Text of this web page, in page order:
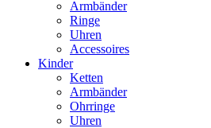
Armbänder
Ringe
Uhren
Accessoires
Kinder
Ketten
Armbänder
Ohrringe
Uhren